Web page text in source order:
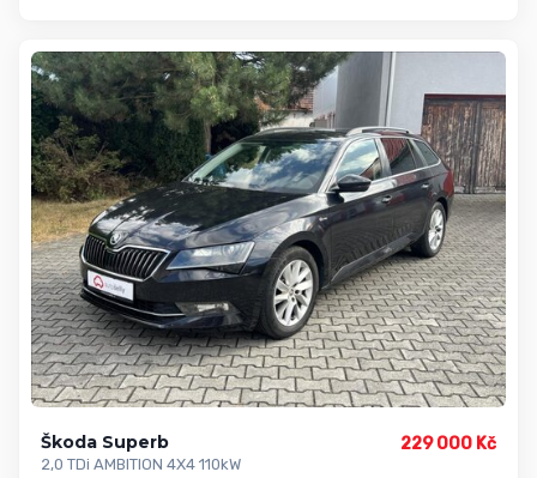
Škoda Superb
2,0 TDi AMBITION 4X4 110kW
229 000 Kč